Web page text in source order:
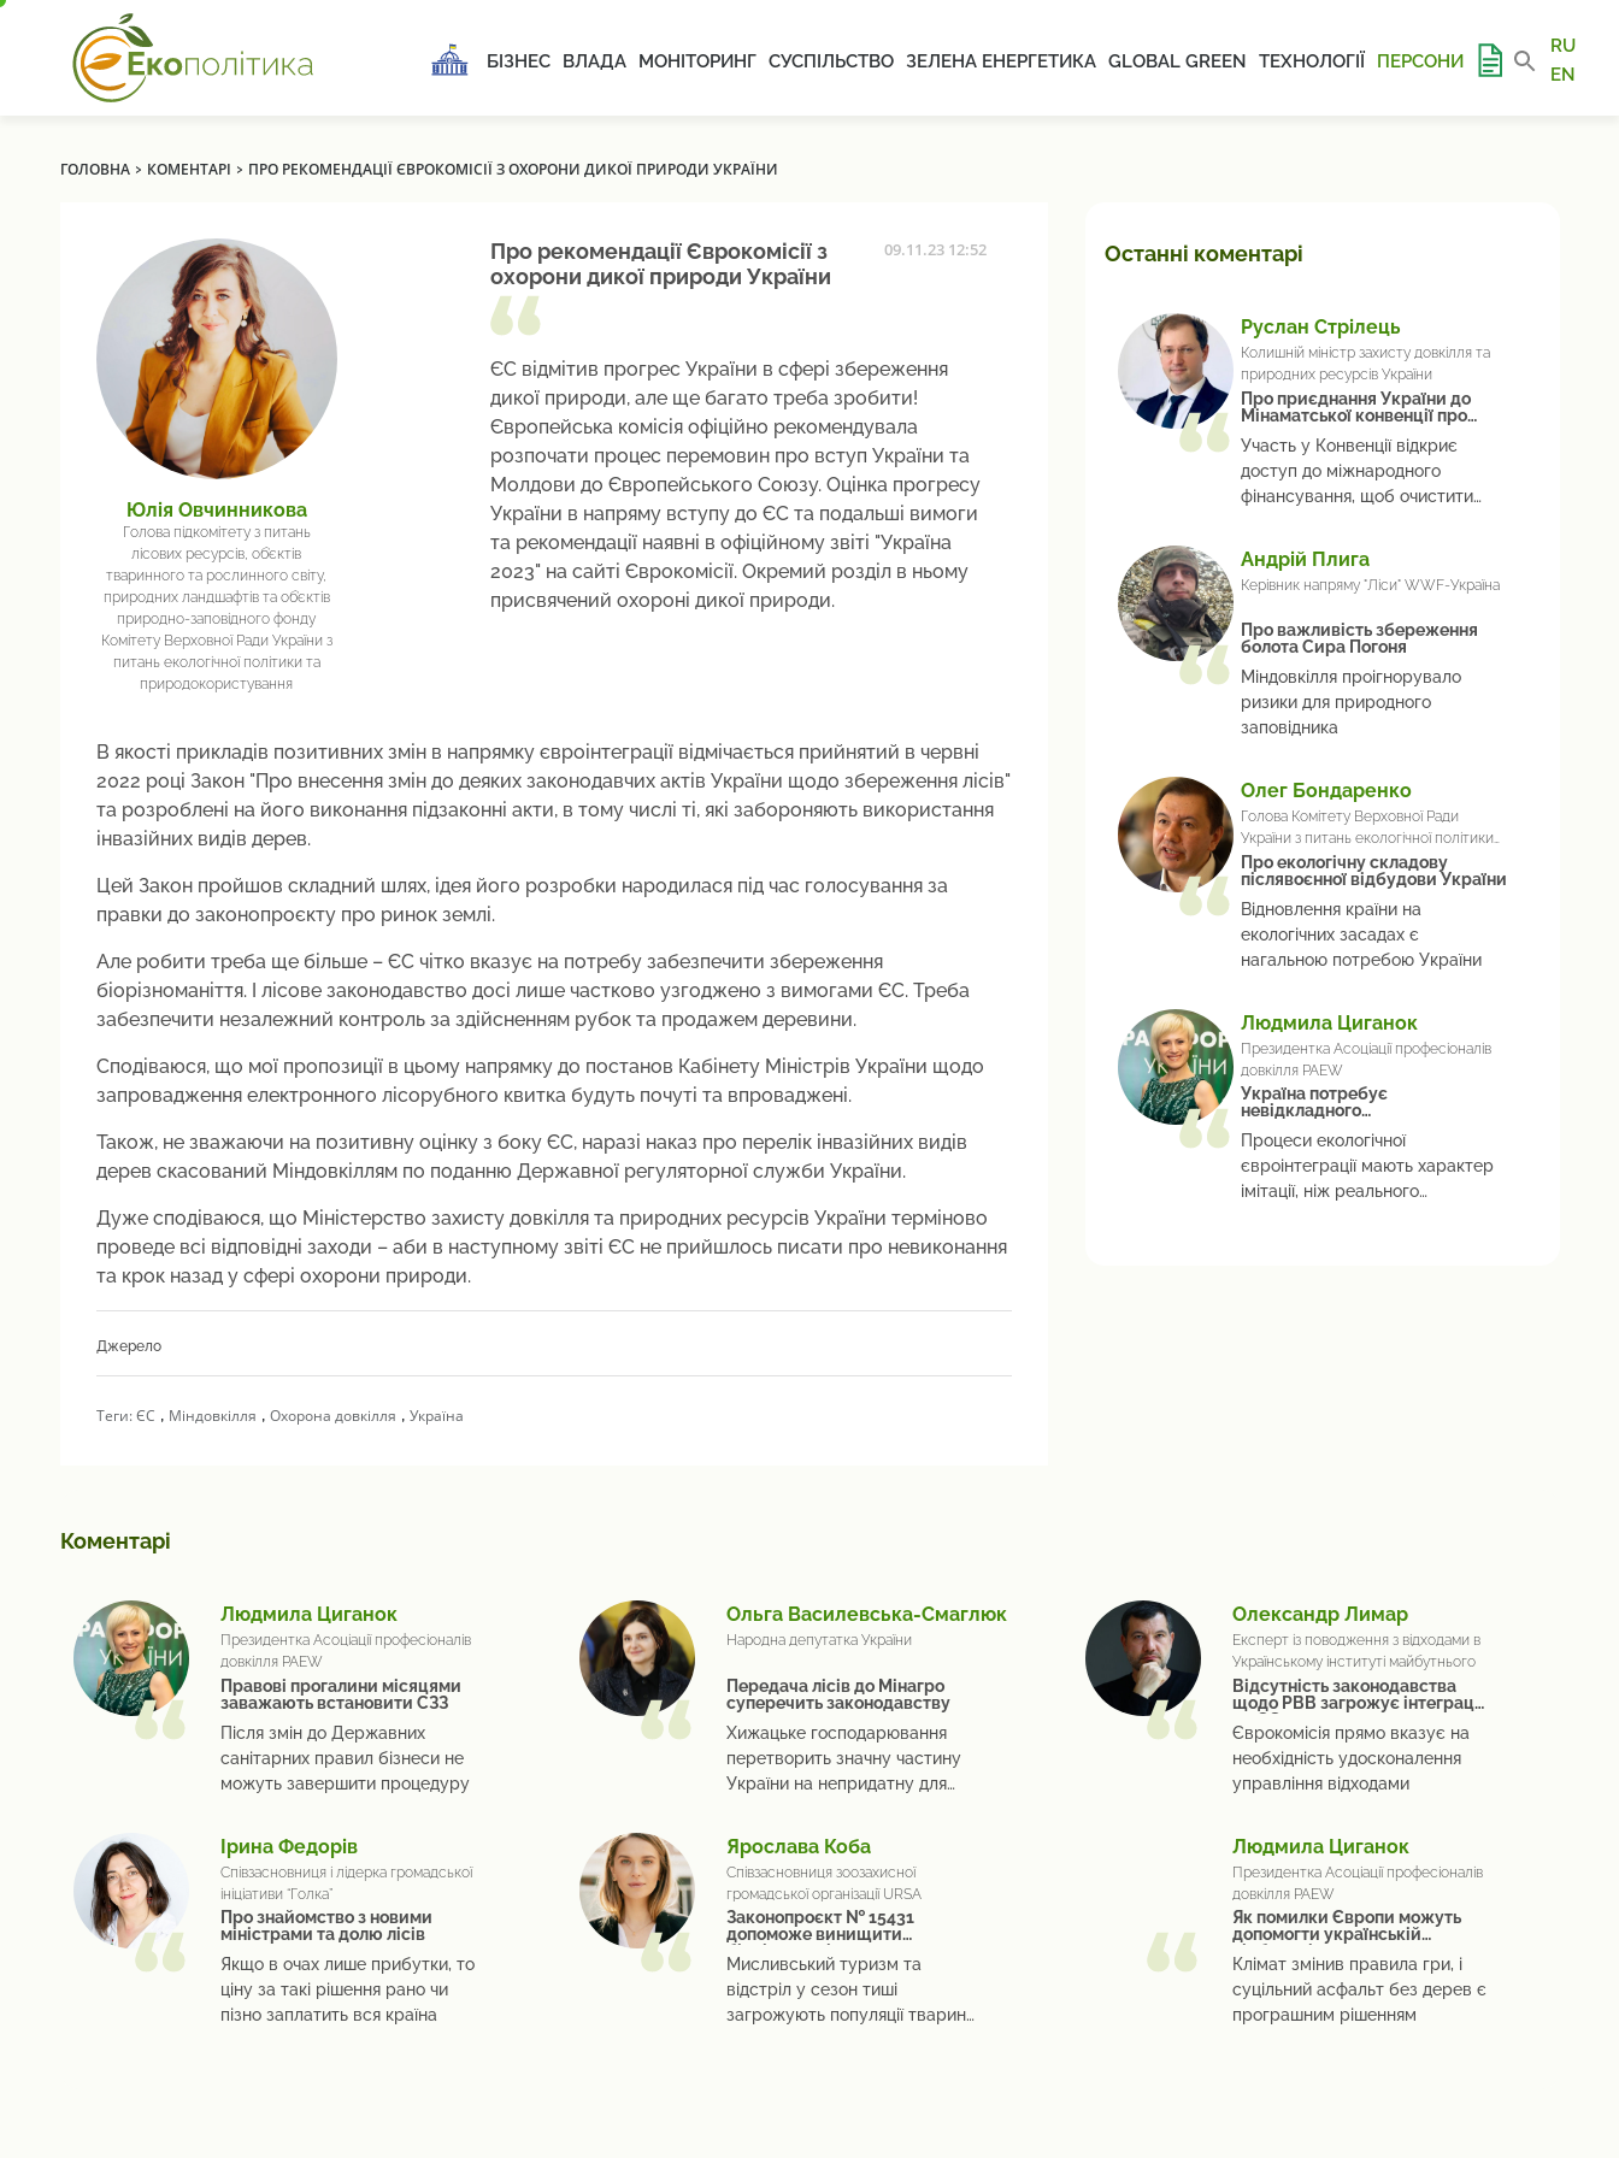
БІЗНЕС ВЛАДА МОНІТОРИНГ СУСПІЛЬСТВО ЗЕЛЕНА ЕНЕРГЕТИКА GLOBAL GREEN ТЕХНОЛОГІЇ ПЕРСОНИ
RU
EN
ГОЛОВНА› КОМЕНТАРІ › ПРО РЕКОМЕНДАЦІЇ ЄВРОКОМІСІЇ З ОХОРОНИ ДИКОЇ ПРИРОДИ УКРАЇНИ
Юлія Овчинникова
Голова підкомітету з питань
лісових ресурсів, об’єктів
тваринного та рослинного світу,
природних ландшафтів та об’єктів
природно-заповідного фонду
Комітету Верховної Ради України з
питань екологічної політики та
природокористування
Про рекомендації Єврокомісії з
охорони дикої природи України
09.11.23 12:52
ЄС відмітив прогрес України в сфері збереження
дикої природи, але ще багато треба зробити!
Європейська комісія офіційно рекомендувала
розпочати процес перемовин про вступ України та
Молдови до Європейського Союзу. Оцінка прогресу
України в напряму вступу до ЄС та подальші вимоги
та рекомендації наявні в офіційному звіті "Україна
2023" на сайті Єврокомісії. Окремий розділ в ньому
присвячений охороні дикої природи.
В якості прикладів позитивних змін в напрямку євроінтеграції відмічається прийнятий в червні
2022 році Закон "Про внесення змін до деяких законодавчих актів України щодо збереження лісів"
та розроблені на його виконання підзаконні акти, в тому числі ті, які забороняють використання
інвазійних видів дерев.
Цей Закон пройшов складний шлях, ідея його розробки народилася під час голосування за
правки до законопроєкту про ринок землі.
Але робити треба ще більше – ЄС чітко вказує на потребу забезпечити збереження
біорізноманіття. І лісове законодавство досі лише частково узгоджено з вимогами ЄС. Треба
забезпечити незалежний контроль за здійсненням рубок та продажем деревини.
Сподіваюся, що мої пропозиції в цьому напрямку до постанов Кабінету Міністрів України щодо
запровадження електронного лісорубного квитка будуть почуті та впроваджені.
Також, не зважаючи на позитивну оцінку з боку ЄС, наразі наказ про перелік інвазійних видів
дерев скасований Міндовкіллям по поданню Державної регуляторної служби України.
Дуже сподіваюся, що Міністерство захисту довкілля та природних ресурсів України терміново
проведе всі відповідні заходи – аби в наступному звіті ЄС не прийшлось писати про невиконання
та крок назад у сфері охорони природи.
Джерело
Теги:ЄС , Міндовкілля , Охорона довкілля , Україна
Останні коментарі
Руслан Стрілець
Колишній міністр захисту довкілля та
природних ресурсів України
Про приєднання України до
Мінаматської конвенції про
Участь у Конвенції відкриє
доступ до міжнародного
фінансування, щоб очистити
Андрій Плига
Керівник напряму "Ліси" WWF-Україна
Про важливість збереження
болота Сира Погоня
Міндовкілля проігнорувало
ризики для природного
заповідника
Олег Бондаренко
Голова Комітету Верховної Ради
України з питань екологічної політики
та природокористування
Про екологічну складову
післявоєнної відбудови України
Відновлення країни на
екологічних засадах є
нагальною потребою України
Людмила Циганок
Президентка Асоціації професіоналів
довкілля PAEW
Україна потребує
невідкладного
природоохоронних реформ!
Процеси екологічної
євроінтеграції мають характер
імітації, ніж реального
Коментарі
Людмила Циганок
Президентка Асоціації професіоналів
довкілля PAEW
Правові прогалини місяцями
заважають встановити СЗЗ
Після змін до Державних
санітарних правил бізнеси не
можуть завершити процедуру
Ольга Василевська-Смаглюк
Народна депутатка України
Передача лісів до Мінагро
суперечить законодавству
Хижацьке господарювання
перетворить значну частину
України на непридатну для
Олександр Лимар
Експерт із поводження з відходами в
Українському інституті майбутнього
Відсутність законодавства
щодо РВВ загрожує інтеграції
до ЄС
Єврокомісія прямо вказує на
необхідність удосконалення
управління відходами
Ірина Федорів
Співзасновниця і лідерка громадської
ініціативи “Голка”
Про знайомство з новими
міністрами та долю лісів
Якщо в очах лише прибутки, то
ціну за такі рішення рано чи
пізно заплатить вся країна
Ярослава Коба
Співзасновниця зоозахисної
громадської організації URSA
Законопроєкт № 15431
допоможе винищити
біорізноманіття
Мисливський туризм та
відстріл у сезон тиші
загрожують популяції тварин
Людмила Циганок
Президентка Асоціації професіоналів
довкілля PAEW
Як помилки Європи можуть
допомогти українській
відбудові
Клімат змінив правила гри, і
суцільний асфальт без дерев є
програшним рішенням